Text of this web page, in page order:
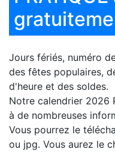
Jours fériés, numéro
des fêtes populaires,
d'heure et des soldes.
Notre calendrier 2026
à de nombreuses
Vous pourrez le
ou jpg. Vous aurez le